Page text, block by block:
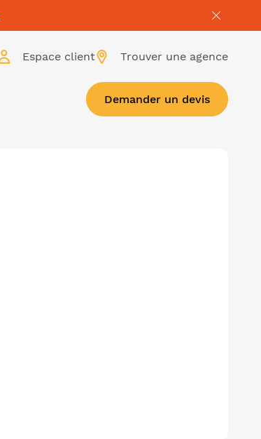
Espace client Trouver une agence
Demander un devis